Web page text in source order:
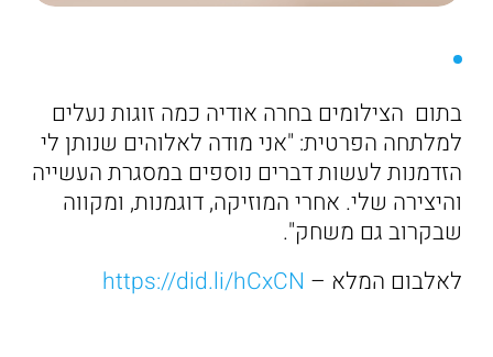
בתום הצילומים בחרה אודיה כמה זוגות נעלים
למלתחה הפרטית: "אני מודה לאלוהים שנותן לי
הזדמנות לעשות דברים נוספים במסגרת העשייה
והיצירה שלי. אחרי המוזיקה, דוגמנות, ומקווה
שבקרוב גם משחק".
לאלבום המלא – https://did.li/hCxCN